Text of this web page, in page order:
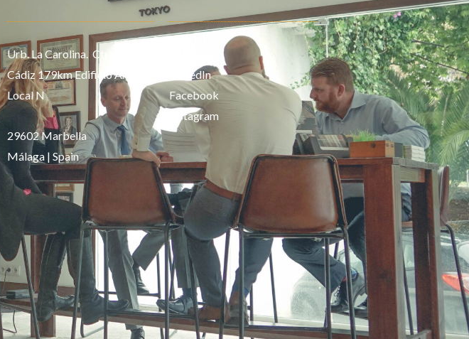
Urb. La Carolina. Ctra. de
Cádiz 179km Edificio Aries,
Local N
29602 Marbella
Málaga | Spain
LinkedIn
Facebook
Instagram